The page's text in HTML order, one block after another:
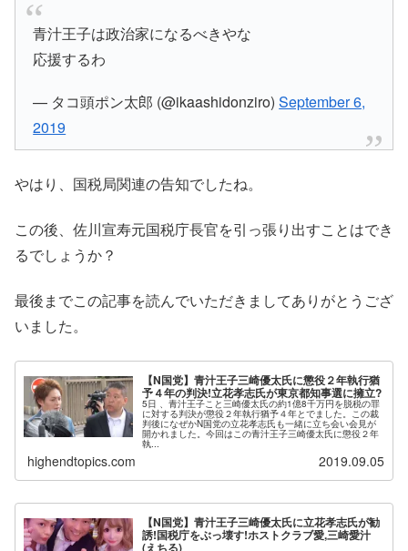
青汁王子は政治家になるべきやな
応援するわ
— タコ頭ポン太郎 (@ikaashidonziro)September 6,
2019
やはり、国税局関連の告知でしたね。
この後、佐川宣寿元国税庁長官を引っ張り出すことはでき
るでしょうか？
最後までこの記事を読んでいただきましてありがとうござ
いました。
【N国党】青汁王子三崎優太氏に懲役２年執行猶
予４年の判決!立花孝志氏が東京都知事選に擁立?
5日 、青汁王子こと三崎優太氏の約1億8千万円を脱税の罪
に対する判決が懲役２年執行猶予４年とでました。この裁
判後になぜかN国党の立花孝志氏も一緒に立ち会い会見が
開かれました。今回はこの青汁王子三崎優太氏に懲役２年
執...
highendtopics.com 2019.09.05
【N国党】青汁王子三崎優太氏に立花孝志氏が勧
誘!国税庁をぶっ壊す!ホストクラブ愛,三崎愛汁
(えちる)